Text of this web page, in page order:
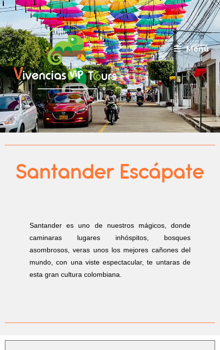
Menú
Santander Escápate
Santander es uno de nuestros mágicos, donde
caminaras lugares inhóspitos, bosques
asombrosos, veras unos los mejores cañones del
mundo, con una viste espectacular, te untaras de
esta gran cultura colombiana.